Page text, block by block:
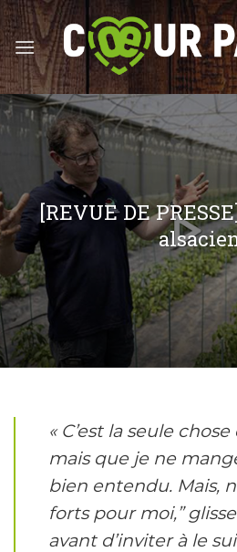
Skip
to
content
[REVUE DE
« C’est la seule
mais que je ne
bien entendu. Mais,
forts pour moi,”
avant d’inviter à le